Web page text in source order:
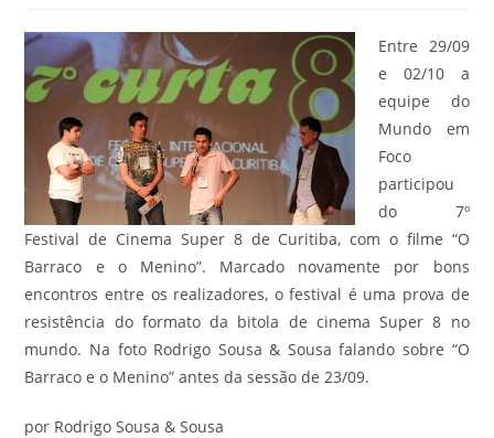
Entre 29/09
e 02/10 a
equipe do
Mundo em
Foco
participou
do 7º
Festival de Cinema Super 8 de Curitiba, com o filme “O
Barraco e o Menino”. Marcado novamente por bons
encontros entre os realizadores, o festival é uma prova de
resistência do formato da bitola de cinema Super 8 no
mundo. Na foto Rodrigo Sousa & Sousa falando sobre “O
Barraco e o Menino” antes da sessão de 23/09.
por Rodrigo Sousa & Sousa